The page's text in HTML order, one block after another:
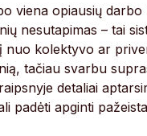
viena opiausių
nesutapimas – tai
kolektyvo ar
tačiau svarbu
detaliai
padėti apginti